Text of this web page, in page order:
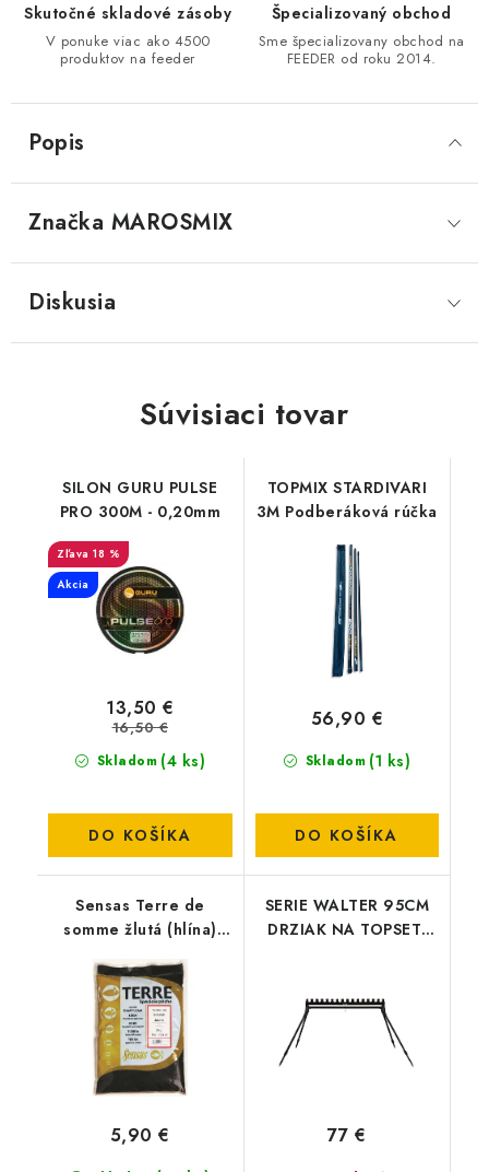
Skutočné skladové zásoby
V ponuke viac ako 4500
produktov na feeder
Špecializovaný obchod
Sme špecializovany obchod na
FEEDER od roku 2014.
Popis
Značka MAROSMIX
Diskusia
Súvisiaci tovar
SILON GURU PULSE
PRO 300M - 0,20mm
18 %
Akcia
Skladom (4 ks)
13,50 €
16,50 €
DO KOŠÍKA
TOPMIX STARDIVARI
3M Podberáková rúčka
Skladom (1 ks)
56,90 €
DO KOŠÍKA
Sensas Terre de
somme žlutá (hlína)
žltá (hlina) 2kg
5,90 €
SERIE WALTER 95CM
DRZIAK NA TOPSET-
77 €